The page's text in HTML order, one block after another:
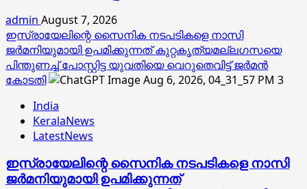
admin August 7, 2026
ഇസ്രായേലിന്റെ സൈനിക നടപടികളെ നാസി
ജര്‍മനിയുമായി ഉപമിക്കുന്നത് കുറ്റകൃത്യമല്ലഗസയെ
പിന്തുണച്ച് പോസ്റ്റിട്ട യുവതിയെ വെറുതെവിട്ട് ജര്‍മന്‍
കോടതി
3
India
KeralaNews
LatestNews
ഇസ്രായേലിന്റെ സൈനിക നടപടികളെ നാസി
ജര്‍മനിയുമായി ഉപമിക്കുന്നത്